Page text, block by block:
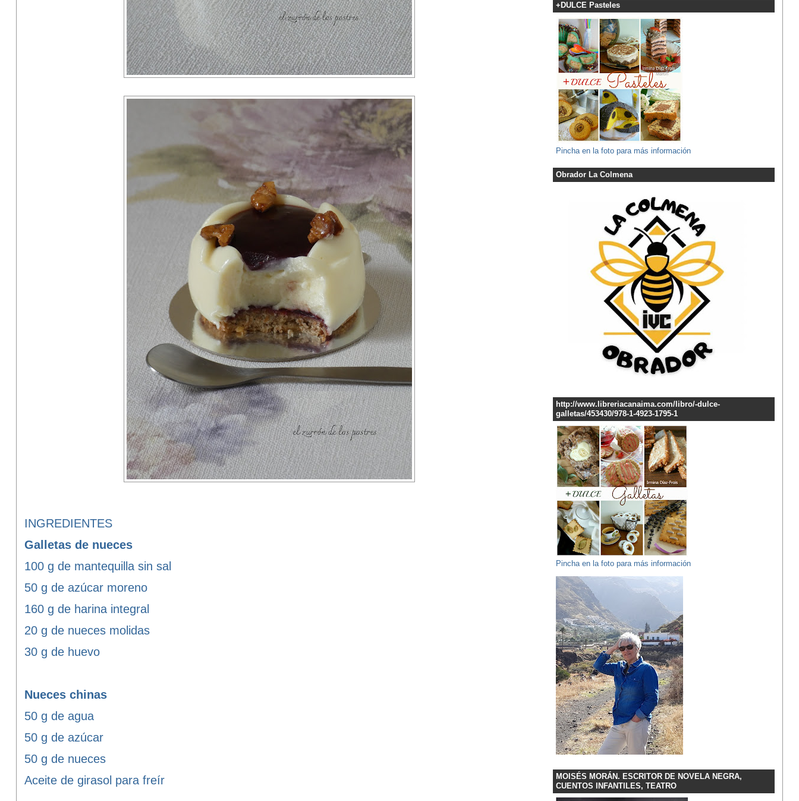
INGREDIENTES
Galletas de nueces
100 g de mantequilla sin sal
50 g de azúcar moreno
160 g de harina integral
20 g de nueces molidas
30 g de huevo
Nueces chinas
50 g de agua
50 g de azúcar
50 g de nueces
Aceite de girasol para freír
+DULCE Pasteles
Pincha en la foto para más información
Obrador La Colmena
http://www.libreriacanaima.com/libro/-dulce-
galletas/453430/978-1-4923-1795-1
Pincha en la foto para más información
MOISÉS MORÁN. ESCRITOR DE NOVELA NEGRA,
CUENTOS INFANTILES, TEATRO